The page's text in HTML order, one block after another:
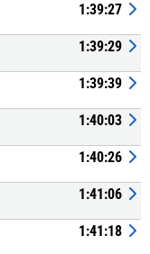
1:39:27
1:39:29
1:39:39
1:40:03
1:40:26
1:41:06
1:41:18